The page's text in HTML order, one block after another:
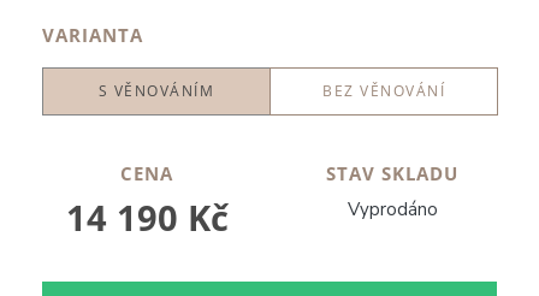
VARIANTA
S VĚNOVÁNÍM BEZ VĚNOVÁNÍ
CENA
14 190 Kč
STAV SKLADU
Vyprodáno